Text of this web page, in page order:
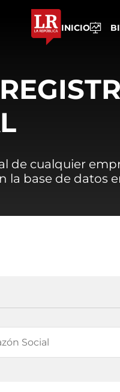
INICIO
de cualquier
la base de datos